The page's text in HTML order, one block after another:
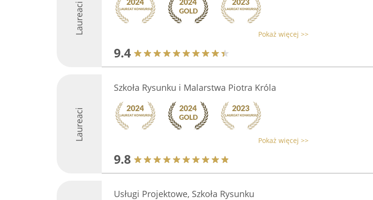
Laureaci Pokaż więcej >>
9.4
Laureaci
Szkoła Rysunku i Malarstwa Piotra Króla
Pokaż więcej >>
9.8
Usługi Projektowe, Szkoła Rysunku